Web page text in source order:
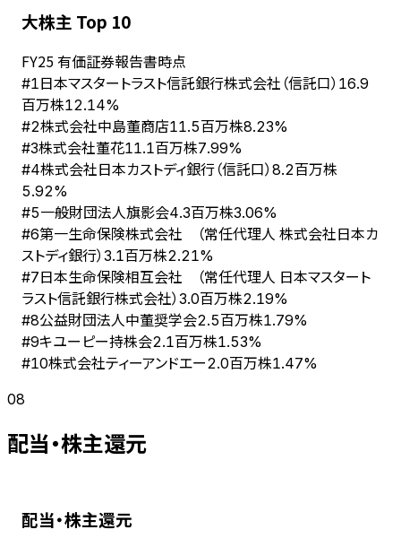
大株主 Top 10
FY25 有価証券報告書時点
#1日本マスタートラスト信託銀行株式会社（信託口） 16.9
百万株12.14%
#2株式会社中島董商店11.5百万株8.23%
#3株式会社董花11.1百万株7.99%
#4株式会社日本カストディ銀行（信託口） 8.2百万株
5.92%
#5一般財団法人旗影会4.3百万株3.06%
#6第一生命保険株式会社 （常任代理人 株式会社日本カ
ストディ銀行） 3.1百万株2.21%
#7日本生命保険相互会社 （常任代理人 日本マスタート
ラスト信託銀行株式会社） 3.0百万株2.19%
#8公益財団法人中董奨学会2.5百万株1.79%
#9キユーピー持株会2.1百万株1.53%
#10株式会社ティーアンドエー2.0百万株1.47%
08
配当・株主還元
配当・株主還元